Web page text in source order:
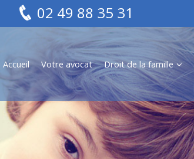
02 49 88 35 31
Accueil Votre avocat Droit de la famille